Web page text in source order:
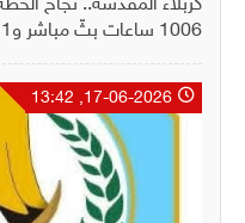
كربلاء المقدسة.. نجاح
1006 ساعات بثّ مباشر و1011 إعلاميّاً شاركوا في التغطية